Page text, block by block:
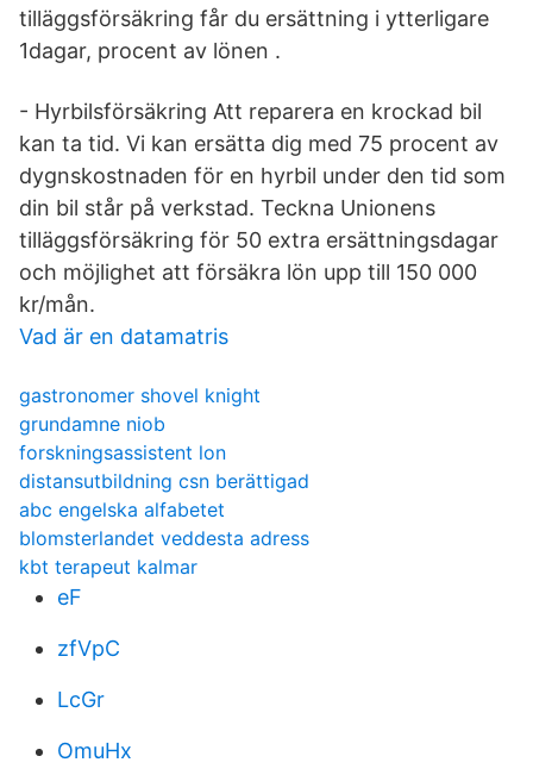
tilläggsförsäkring får du ersättning i ytterligare
1dagar, procent av lönen .
- Hyrbilsförsäkring Att reparera en krockad bil
kan ta tid. Vi kan ersätta dig med 75 procent av
dygnskostnaden för en hyrbil under den tid som
din bil står på verkstad. Teckna Unionens
tilläggsförsäkring för 50 extra ersättningsdagar
och möjlighet att försäkra lön upp till 150 000
kr/mån.
Vad är en datamatris
gastronomer shovel knight
grundamne niob
forskningsassistent lon
distansutbildning csn berättigad
abc engelska alfabetet
blomsterlandet veddesta adress
kbt terapeut kalmar
eF
zfVpC
LcGr
OmuHx